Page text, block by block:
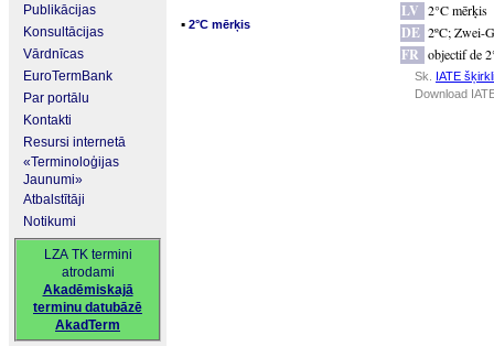
Publikācijas
Konsultācijas
Vārdnīcas
EuroTermBank
Par portālu
Kontakti
Resursi internetā
«Terminoloģijas
Jaunumi»
Atbalstītāji
Notikumi
LZA TK termini
atrodami
Akadēmiskajā
terminu datubāzē
AkadTerm
▪ 2°C mērķis
LV 2°C mērķis
DE 2ºC;Zwei-
FR objectif de
Sk. IATE šķirkli
Download